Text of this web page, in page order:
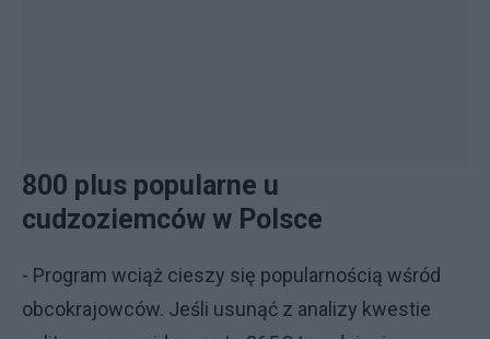
800 plus popularne u
cudzoziemców w Polsce
- Program wciąż cieszy się popularnością wśród
obcokrajowców. Jeśli usunąć z analizy kwestie